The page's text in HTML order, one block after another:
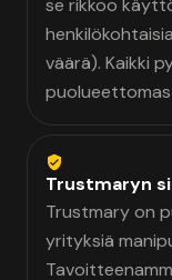
se rikkoo
väärä). Kaikki
Trustmaryn
Trustmary on
yrityksiä